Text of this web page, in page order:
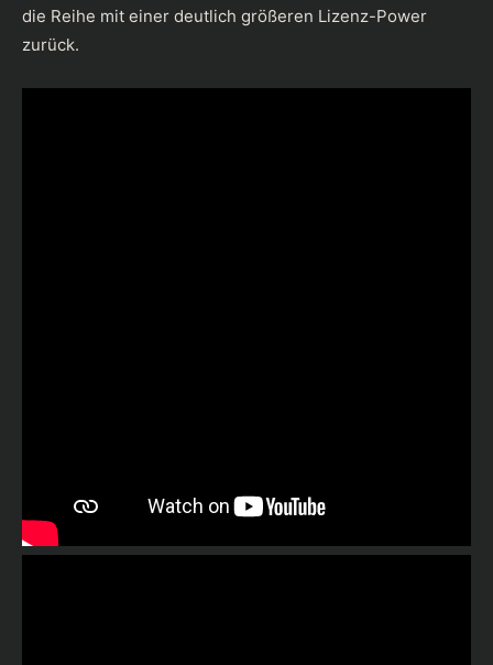
die Reihe mit einer deutlich größeren Lizenz-Power
zurück.